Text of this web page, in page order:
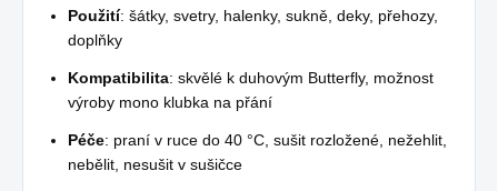
Použití: šátky, svetry, halenky, sukně, deky, přehozy,
doplňky
Kompatibilita: skvělé k duhovým Butterfly, možnost
výroby mono klubka na přání
Péče: praní v ruce do 40 °C, sušit rozložené, nežehlit,
nebělit, nesušit v sušičce